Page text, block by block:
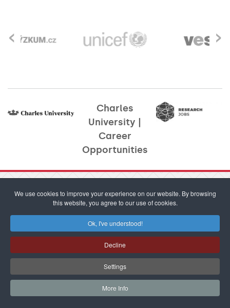
›
‹
Charles
University |
Career
Opportunities​
Email: forum@cuni.cz
Ovocný trh 3–5, 116 36 Praha 1
We use cookies to improve your experience on our website. By browsing
this website, you agree to our use of cookies.
Ok, I've understood!
Decline
Settings
More Info